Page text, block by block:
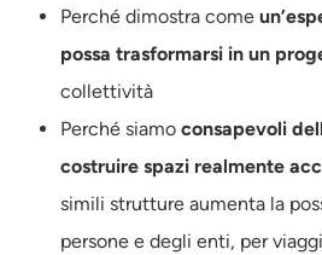
Perché dimostra come
possa trasformarsi in un
collettività
Perché siamo consapevoli
costruire spazi realmente
simili strutture aumenta la
persone e degli enti, per